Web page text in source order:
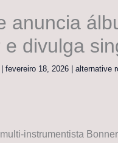
anuncia
divulga
fevereiro 18, 2026 alternative
instrumentista